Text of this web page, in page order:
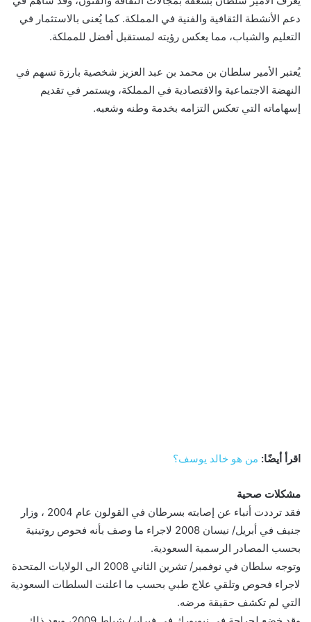
دعم الأنشطة الثقافية والفنية في المملكة. كما يُعنى بالاستثمار في
التعليم والشباب، مما يعكس رؤيته لمستقبل أفضل للمملكة.
يُعتبر الأمير سلطان بن محمد بن عبد العزيز شخصية بارزة تسهم في
النهضة الاجتماعية والاقتصادية في المملكة، ويستمر في تقديم
إسهاماته التي تعكس التزامه بخدمة وطنه وشعبه.
اقرأ أيضًا: من هو خالد يوسف؟
مشكلات صحية
فقد ترددت أنباء عن إصابته بسرطان في القولون عام 2004 ، وزار
جنيف في أبريل/ نيسان 2008 لاجراء ما وصف بأنه فحوص روتينية
بحسب المصادر الرسمية السعودية.
وتوجه سلطان في نوفمبر/ تشرين الثاني 2008 الى الولايات المتحدة
لاجراء فحوص وتلقي علاج طبي بحسب ما اعلنت السلطات السعودية
التي لم تكشف حقيقة مرضه.